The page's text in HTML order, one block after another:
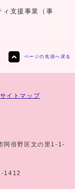
支援事業（事
ページの先頭へ戻る
サイトマップ
倍野区文の里1-1-
1412